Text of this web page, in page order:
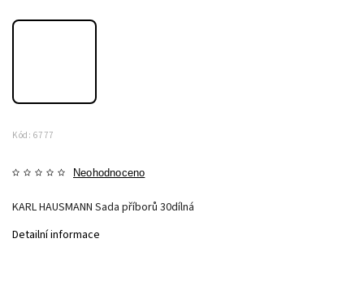
Kód: 6777
Neohodnoceno
KARL HAUSMANN Sada příborů 30dílná
Detailní informace